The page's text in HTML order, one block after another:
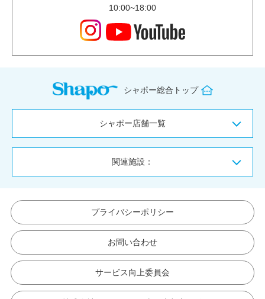
10:00~18:00
シャポー総合トップ
シャポー店舗一覧
関連施設：
プライバシーポリシー
お問い合わせ
サービス向上委員会